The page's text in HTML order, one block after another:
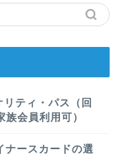
リティ・パス（回
会員利用可）
ナースカードの選